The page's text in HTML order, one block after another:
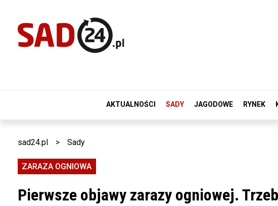
AKTUALNOŚCI SADY JAGODOWE RYNEK
sad24.pl > Sady
ZARAZA OGNIOWA
Pierwsze objawy zarazy ogniowej.